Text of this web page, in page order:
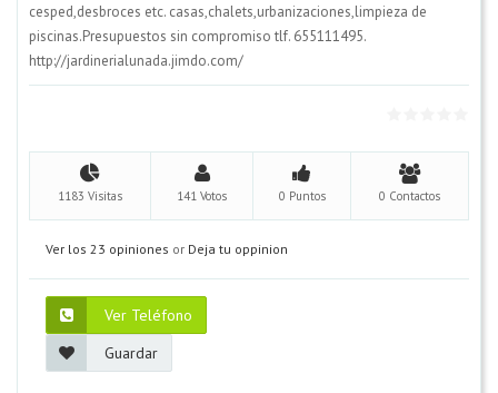
cesped,desbroces etc. casas,chalets,urbanizaciones,limpieza de
piscinas.Presupuestos sin compromiso tlf. 655111495.
http://jardinerialunada.jimdo.com/
1183 Visitas 141 Votos 0 Puntos 0 Contactos
Ver los 23 opiniones or Deja tu oppinion
Ver Teléfono
Guardar